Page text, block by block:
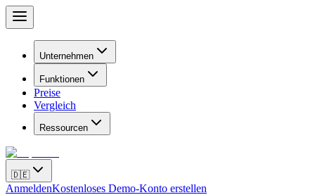
Unternehmen
Funktionen
Preise
Vergleich
Ressourcen
🇩🇪
AnmeldenKostenloses Demo-Konto erstellen